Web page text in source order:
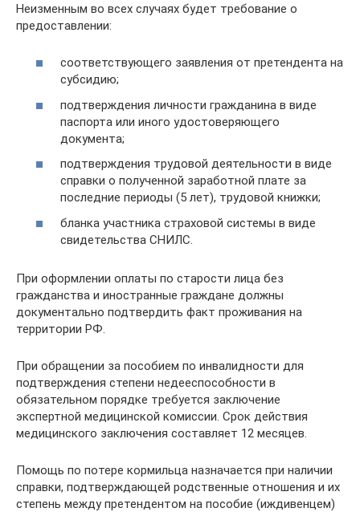
Неизменным во всех случаях будет требование о
предоставлении:
соответствующего заявления от претендента на
субсидию;
подтверждения личности гражданина в виде
паспорта или иного удостоверяющего
документа;
подтверждения трудовой деятельности в виде
справки о полученной заработной плате за
последние периоды (5 лет), трудовой книжки;
бланка участника страховой системы в виде
свидетельства СНИЛС.
При оформлении оплаты по старости лица без
гражданства и иностранные граждане должны
документально подтвердить факт проживания на
территории РФ.
При обращении за пособием по инвалидности для
подтверждения степени недееспособности в
обязательном порядке требуется заключение
экспертной медицинской комиссии. Срок действия
медицинского заключения составляет 12 месяцев.
Помощь по потере кормильца назначается при наличии
справки, подтверждающей родственные отношения и их
степень между претендентом на пособие (иждивенцем)